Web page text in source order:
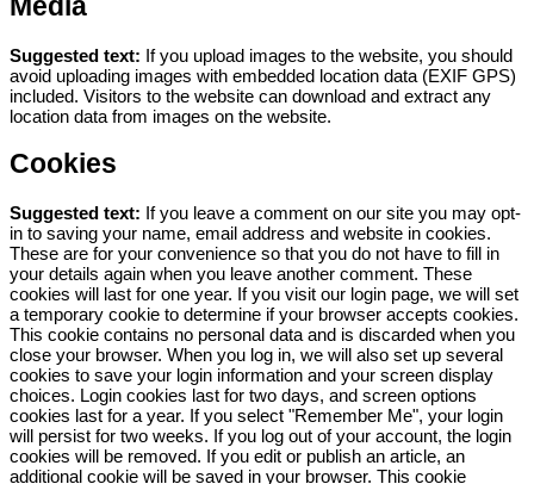
Media
Suggested text: If you upload images to the website, you should
avoid uploading images with embedded location data (EXIF GPS)
included. Visitors to the website can download and extract any
location data from images on the website.
Cookies
Suggested text: If you leave a comment on our site you may opt-
in to saving your name, email address and website in cookies.
These are for your convenience so that you do not have to fill in
your details again when you leave another comment. These
cookies will last for one year. If you visit our login page, we will set
a temporary cookie to determine if your browser accepts cookies.
This cookie contains no personal data and is discarded when you
close your browser. When you log in, we will also set up several
cookies to save your login information and your screen display
choices. Login cookies last for two days, and screen options
cookies last for a year. If you select "Remember Me", your login
will persist for two weeks. If you log out of your account, the login
cookies will be removed. If you edit or publish an article, an
additional cookie will be saved in your browser. This cookie